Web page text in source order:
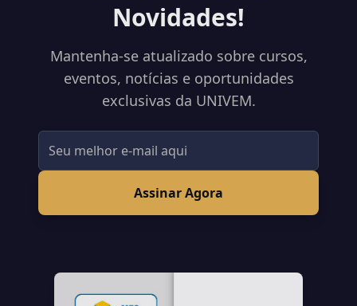
Novidades!
Mantenha-se atualizado sobre cursos,
eventos, notícias e oportunidades
exclusivas da UNIVEM.
Assinar Agora